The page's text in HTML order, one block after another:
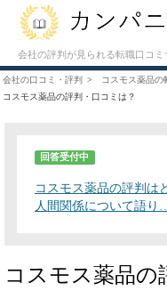
会社の評判が見られる転職口コミ
会社の口コミ・評判
コスモス薬品の
コスモス薬品の評判・口コミは？
回答受付中
コスモス薬品の評判は
人間関係について語り
コスモス薬品の